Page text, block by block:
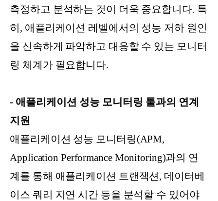
측정하고 분석하는 것이 더욱 중요합니다. 특
히, 애플리케이션 레벨에서의 성능 저하 원인
을 신속하게 파악하고 대응할 수 있는 모니터
링 체계가 필요합니다.
- 애플리케이션 성능 모니터링 툴과의 연계
지원
애플리케이션 성능 모니터링(APM,
Application Performance Monitoring)과의 연
계를 통해 애플리케이션 트랜잭션, 데이터베
이스 쿼리 지연 시간 등을 분석할 수 있어야